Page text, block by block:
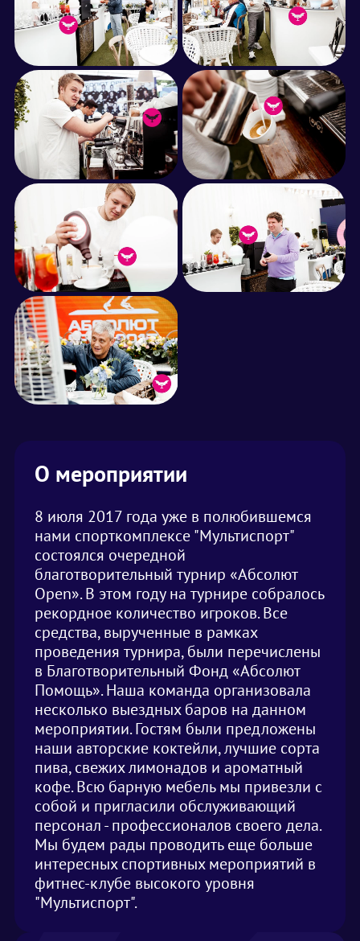
О мероприятии
8 июля 2017 года уже в полюбившемся
нами спорткомплексе "Мультиспорт"
состоялся очередной
благотворительный турнир «Абсолют
Open». В этом году на турнире собралось
рекордное количество игроков. Все
средства, вырученные в рамках
проведения турнира, были перечислены
в Благотворительный Фонд «Абсолют
Помощь». Наша команда организовала
несколько выездных баров на данном
мероприятии. Гостям были предложены
наши авторские коктейли, лучшие сорта
пива, свежих лимонадов и ароматный
кофе. Всю барную мебель мы привезли с
собой и пригласили обслуживающий
персонал - профессионалов своего дела.
Мы будем рады проводить еще больше
интересных спортивных мероприятий в
фитнес-клубе высокого уровня
"Мультиспорт".